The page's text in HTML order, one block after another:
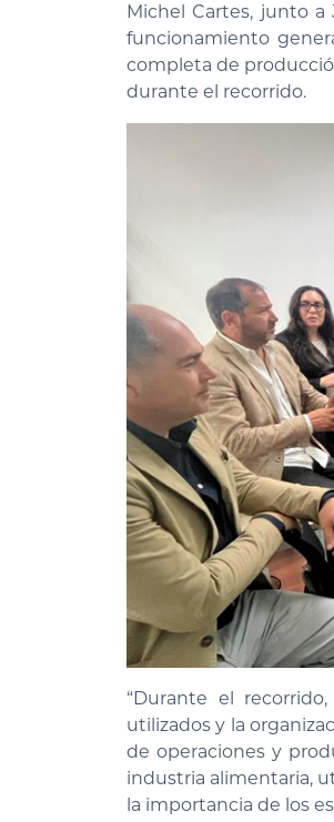
Michel Cartes, junto a
funcionamiento
completa de
durante el recorrido.
“Durante el
utilizados y la
de operaciones y
industria alimentaria,
la importancia de los